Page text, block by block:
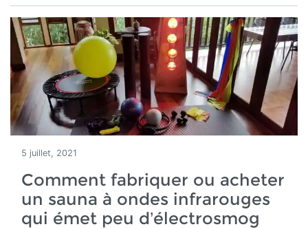
5 juillet, 2021
Comment fabriquer ou acheter
un sauna à ondes infrarouges
qui émet peu d’électrosmog